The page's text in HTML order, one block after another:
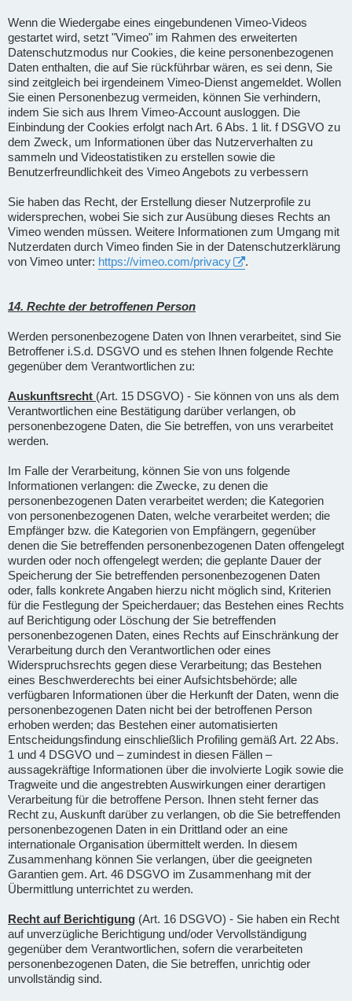
Wenn die Wiedergabe eines eingebundenen Vimeo-Videos
gestartet wird, setzt "Vimeo" im Rahmen des erweiterten
Datenschutzmodus nur Cookies, die keine personenbezogenen
Daten enthalten, die auf Sie rückführbar wären, es sei denn, Sie
sind zeitgleich bei irgendeinem Vimeo-Dienst angemeldet. Wollen
Sie einen Personenbezug vermeiden, können Sie verhindern,
indem Sie sich aus Ihrem Vimeo-Account ausloggen. Die
Einbindung der Cookies erfolgt nach Art. 6 Abs. 1 lit. f DSGVO zu
dem Zweck, um Informationen über das Nutzerverhalten zu
sammeln und Videostatistiken zu erstellen sowie die
Benutzerfreundlichkeit des Vimeo Angebots zu verbessern
Sie haben das Recht, der Erstellung dieser Nutzerprofile zu
widersprechen, wobei Sie sich zur Ausübung dieses Rechts an
Vimeo wenden müssen. Weitere Informationen zum Umgang mit
Nutzerdaten durch Vimeo finden Sie in der Datenschutzerklärung
von Vimeo unter: https://vimeo.com/privacy .
14. Rechte der betroffenen Person
Werden personenbezogene Daten von Ihnen verarbeitet, sind Sie
Betroffener i.S.d. DSGVO und es stehen Ihnen folgende Rechte
gegenüber dem Verantwortlichen zu:
Auskunftsrecht (Art. 15 DSGVO) - Sie können von uns als dem
Verantwortlichen eine Bestätigung darüber verlangen, ob
personenbezogene Daten, die Sie betreffen, von uns verarbeitet
werden.
Im Falle der Verarbeitung, können Sie von uns folgende
Informationen verlangen: die Zwecke, zu denen die
personenbezogenen Daten verarbeitet werden; die Kategorien
von personenbezogenen Daten, welche verarbeitet werden; die
Empfänger bzw. die Kategorien von Empfängern, gegenüber
denen die Sie betreffenden personenbezogenen Daten offengelegt
wurden oder noch offengelegt werden; die geplante Dauer der
Speicherung der Sie betreffenden personenbezogenen Daten
oder, falls konkrete Angaben hierzu nicht möglich sind, Kriterien
für die Festlegung der Speicherdauer; das Bestehen eines Rechts
auf Berichtigung oder Löschung der Sie betreffenden
personenbezogenen Daten, eines Rechts auf Einschränkung der
Verarbeitung durch den Verantwortlichen oder eines
Widerspruchsrechts gegen diese Verarbeitung; das Bestehen
eines Beschwerderechts bei einer Aufsichtsbehörde; alle
verfügbaren Informationen über die Herkunft der Daten, wenn die
personenbezogenen Daten nicht bei der betroffenen Person
erhoben werden; das Bestehen einer automatisierten
Entscheidungsfindung einschließlich Profiling gemäß Art. 22 Abs.
1 und 4 DSGVO und – zumindest in diesen Fällen –
aussagekräftige Informationen über die involvierte Logik sowie die
Tragweite und die angestrebten Auswirkungen einer derartigen
Verarbeitung für die betroffene Person. Ihnen steht ferner das
Recht zu, Auskunft darüber zu verlangen, ob die Sie betreffenden
personenbezogenen Daten in ein Drittland oder an eine
internationale Organisation übermittelt werden. In diesem
Zusammenhang können Sie verlangen, über die geeigneten
Garantien gem. Art. 46 DSGVO im Zusammenhang mit der
Übermittlung unterrichtet zu werden.
Recht auf Berichtigung (Art. 16 DSGVO) - Sie haben ein Recht
auf unverzügliche Berichtigung und/oder Vervollständigung
gegenüber dem Verantwortlichen, sofern die verarbeiteten
personenbezogenen Daten, die Sie betreffen, unrichtig oder
unvollständig sind.